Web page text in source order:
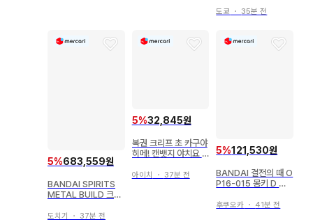
도쿄 ・ 35분 전
5%683,559원
BANDAI SPIRITS
METAL BUILD 크로
스 (킨케두 탑승 사양)
도치기 ・ 37분 전
5%32,845원
복권 크리프 초 카구야
히메! 캔뱃지 야치요 3
아이치 ・ 37분 전
5%121,530원
BANDAI 결전의 때 O
P16-015 몽키 D 루
후쿠오카 ・ 41분 전